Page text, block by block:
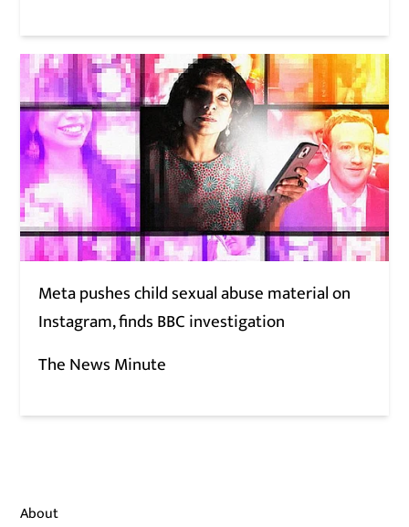
Meta pushes child sexual abuse material on
Instagram, finds BBC investigation
The News Minute
About